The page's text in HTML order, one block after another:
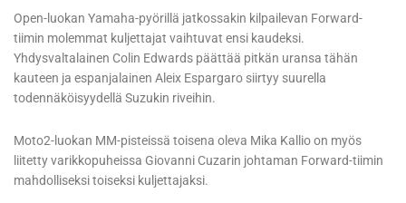
Open-luokan Yamaha-pyörillä jatkossakin kilpailevan Forward-
tiimin molemmat kuljettajat vaihtuvat ensi kaudeksi.
Yhdysvaltalainen Colin Edwards päättää pitkän uransa tähän
kauteen ja espanjalainen Aleix Espargaro siirtyy suurella
todennäköisyydellä Suzukin riveihin.
Moto2-luokan MM-pisteissä toisena oleva Mika Kallio on myös
liitetty varikkopuheissa Giovanni Cuzarin johtaman Forward-tiimin
mahdolliseksi toiseksi kuljettajaksi.